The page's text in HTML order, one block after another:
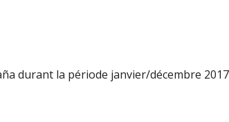
durant la période janvier/décembre 2017